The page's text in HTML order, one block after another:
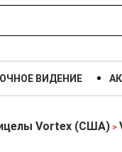
ВИДЕНИЕ
Vortex (США) >